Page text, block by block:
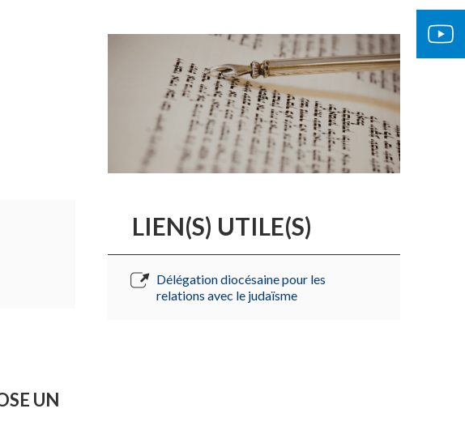
UN
LIEN(S) UTILE(S)
Délégation diocésaine pour les
relations avec le judaïsme